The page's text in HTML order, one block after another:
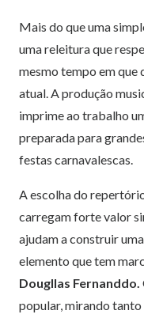
Mais do que uma
uma releitura que
mesmo tempo em que
atual. A produção
imprime ao trabalho
preparada para
festas carnavalescas.
A escolha do
carregam forte valor
ajudam a construir
elemento que tem
Dougllas Fernanddo.
popular, mirando